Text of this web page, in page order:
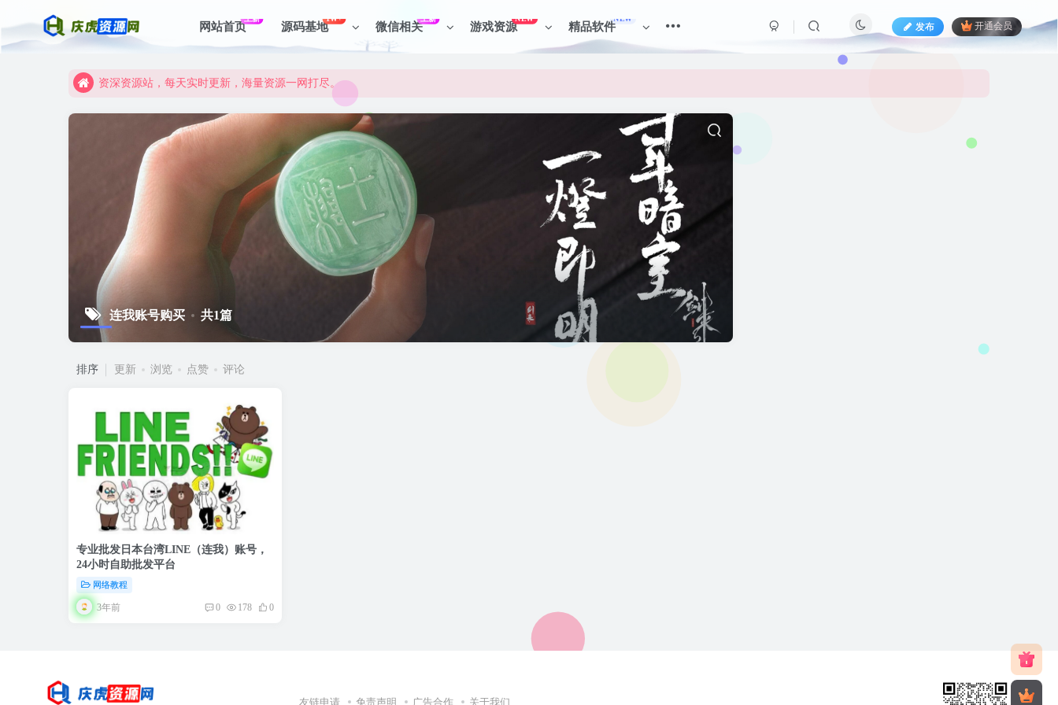
网站首页
上新
源码基地
1W+
微信相关
上新
游戏资源
NEW
精品软件
NEW
发布 开通会员
资深资源站，每天实时更新，海量资源一网打尽。
资深资源站，每天实时更新，海量资源一网打尽。
【启明网】找项目 + 低成本创业 + 减少信息差 + 见识各种项目 + 提升网创认知。
连我账号购买 共1篇
排序 更新 浏览 点赞 评论
专业批发日本台湾LINE（连我）账号，
24小时自助批发平台
网络教程
3年前 0 178 0
友链申请 免责声明 广告合作 关于我们